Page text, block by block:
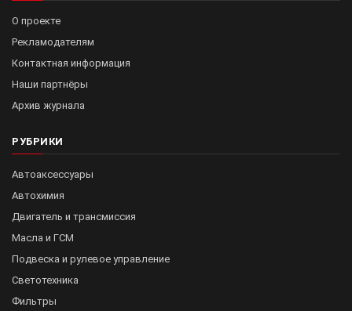
О проекте
Рекламодателям
Контактная информация
Наши партнёры
Архив журнала
РУБРИКИ
Автоаксессуары
Автохимия
Двигатель и трансмиссия
Масла и ГСМ
Подвеска и рулевое управление
Светотехника
Фильтры